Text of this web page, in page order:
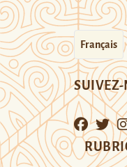
Français
SUIVEZ-